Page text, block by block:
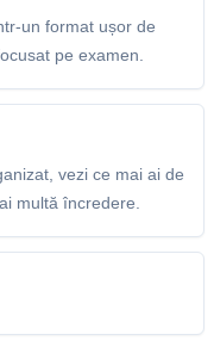
un format ușor de
pe examen.
vezi ce mai ai de
multă încredere.